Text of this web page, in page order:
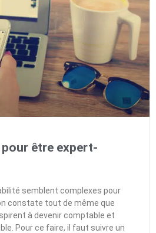
être expert-
semblent complexes pour
constate tout de même que
à devenir comptable et
Pour ce faire, il faut suivre un